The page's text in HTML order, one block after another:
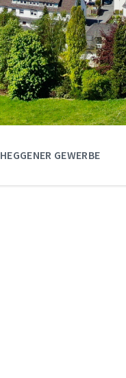
HEGGENER GEWERBE